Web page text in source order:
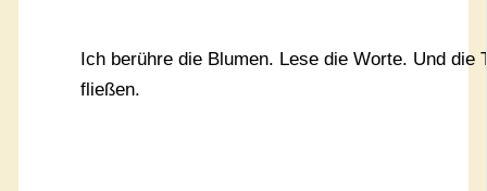
Ich berühre die Blumen. Lese die Worte. Und die
fließen.